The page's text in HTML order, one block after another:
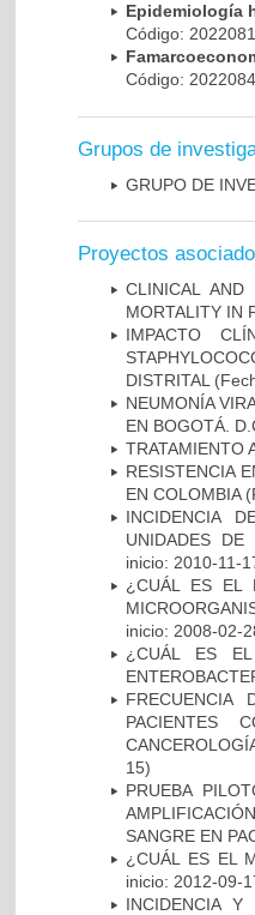
Epidemiología
Código:
Código:
Grupos de
GRUPO DE
Proyectos
CLINICAL AND
MORTALITY IN
IMPACTO
DISTRITAL
NEUMONÍA
EN BOGOTÁ.
TRATAMIENTO
RESISTENCIA
EN COLOMBIA
INCIDENCIA
UNIDADES DE
inicio: 2010-11-
¿CUÁL ES EL
inicio: 2008-02-
¿CUÁL ES EL
FRECUENCIA
PACIENTES
15)
PRUEBA
SANGRE EN
¿CUÁL ES EL
inicio: 2012-09-
INCIDENCIA Y